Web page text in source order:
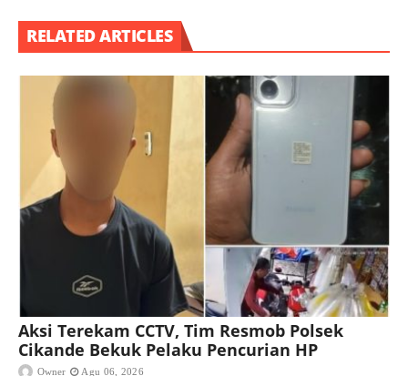
RELATED ARTICLES
Aksi Terekam CCTV, Tim Resmob Polsek
Cikande Bekuk Pelaku Pencurian HP
Owner Agu 06, 2026